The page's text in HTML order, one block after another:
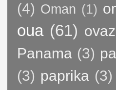
(4) Oman (1)
oua (61) ovaz
Panama (3)
(3) paprika (3)